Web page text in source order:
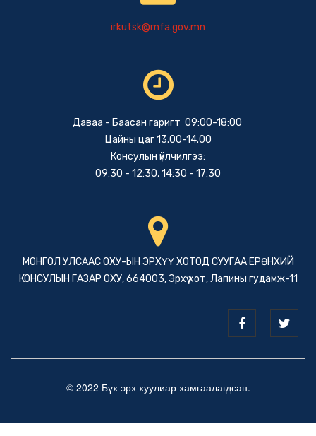
irkutsk@mfa.gov.mn
Даваа - Баасан гаригт 09:00-18:00
Цайны цаг 13.00-14.00
Консулын үйлчилгээ:
09:30 - 12:30, 14:30 - 17:30
МОНГОЛ УЛСААС ОХУ-ЫН ЭРХҮҮ ХОТОД СУУГАА ЕРӨНХИЙ
КОНСУЛЫН ГАЗАР ОХУ, 664003, Эрхүү хот, Лапины гудамж-11
© 2022 Бүх эрх хуулиар хамгаалагдсан.